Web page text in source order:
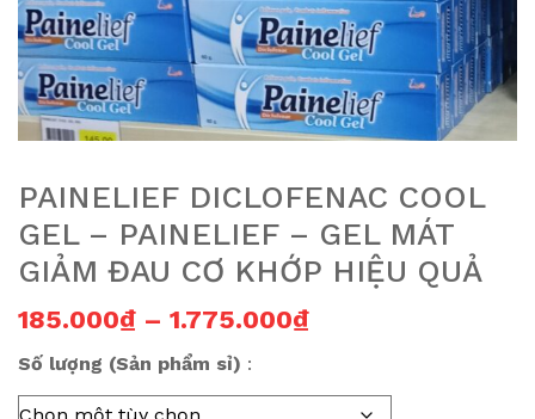
PAINELIEF DICLOFENAC COOL
GEL – PAINELIEF – GEL MÁT
GIẢM ĐAU CƠ KHỚP HIỆU QUẢ
185.000₫ – 1.775.000₫Khoảng giá: từ
Số lượng (Sản phẩm sỉ)